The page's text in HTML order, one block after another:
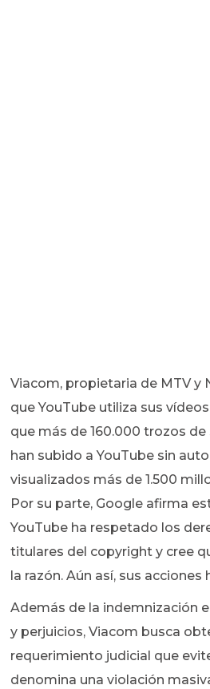
Viacom, propietaria de MTV y
que YouTube utiliza sus
que más de 160.000 trozos
han subido a YouTube sin
visualizados más de 1.500
Por su parte, Google afirma
YouTube ha respetado los
titulares del copyright y cree
la razón. Aún así, sus acciones
Además de la indemnización
y perjuicios, Viacom busca
requerimiento judicial que
denomina una violación